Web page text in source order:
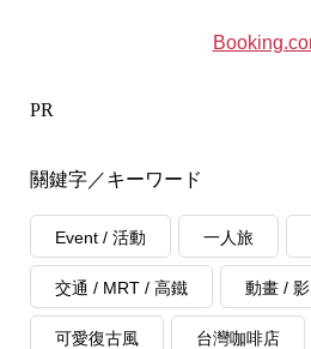
PR
關鍵字／キーワード
Event / 活動 一人旅
交通 / MRT / 高鐵 動畫 /
可愛復古風 台灣咖啡店